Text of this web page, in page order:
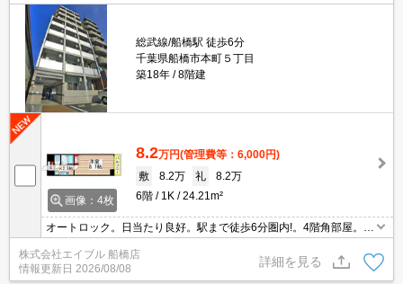
総武線/船橋駅 徒歩6分
千葉県船橋市本町５丁目
築18年
8階建
画像：4枚
8.2万円(管理費等：6,000円)
敷
8.2万 礼
8.2万
6階
1K 24.21m²
オートロック。日当たり良好。駅まで徒歩6分圏内!。4階角部屋。エ
レベーターあり。24時間ゴミ出し可。TVモニター付インターホン。
経済的な都市ガス使用。仲介手数料家賃の0.55ヵ月分。
株式会社エイブル 船橋店
情報更新日 2026/08/08
詳細を見る